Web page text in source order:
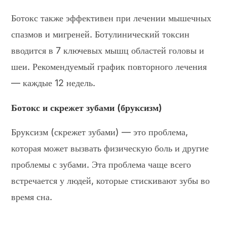
Ботокс также эффективен при лечении мышечных
спазмов и мигреней. Ботулинический токсин
вводится в 7 ключевых мышц областей головы и
шеи. Рекомендуемый график повторного лечения
— каждые 12 недель.
Ботокс и скрежет зубами (бруксизм)
Бруксизм (скрежет зубами) — это проблема,
которая может вызвать физическую боль и другие
проблемы с зубами. Эта проблема чаще всего
встречается у людей, которые стискивают зубы во
время сна.